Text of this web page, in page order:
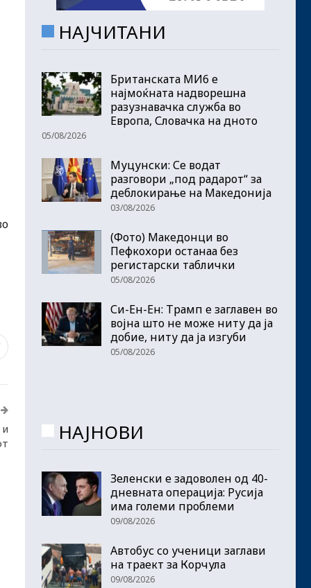
НАЈЧИТАНИ
Британската МИ6 е
најмоќната надворешна
разузнавачка служба во
Европа, Словачка на дното
05/08/2026
Муцунски: Се водат
разговори „под радарот“ за
деблокирање на Македонија
03/08/2026
(Фото) Македонци во
Пефкохори останаа без
регистарски таблички
05/08/2026
Си-Ен-Ен: Трамп е заглавен во
војна што не може ниту да ја
добие, ниту да ја изгуби
05/08/2026
НАЈНОВИ
Зеленски е задоволен од 40-
дневната операција: Русија
има големи проблеми
09/08/2026
Автобус со ученици заглави
на траект за Корчула
09/08/2026